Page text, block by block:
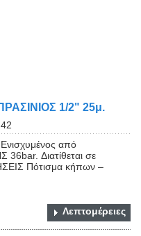
1/2" 25μ.
από
Διατίθεται σε
Πότισμα κήπων –
Λεπτομέρειες